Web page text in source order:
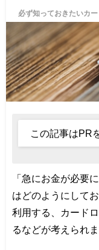
必ず知っておきたいカ
この記事はPR
「急にお金が必要
はどのようにして
利用する、カード
るなどが考えられま